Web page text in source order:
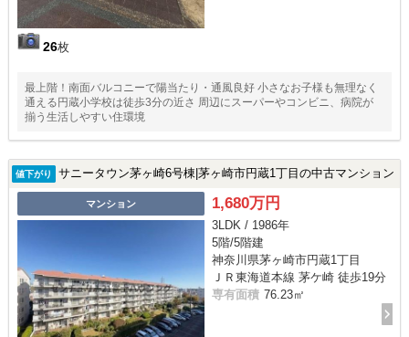
26枚
最上階！南面バルコニーで陽当たり・通風良好 小さなお子様も無理なく
通える円蔵小学校は徒歩3分の近さ 周辺にスーパーやコンビニ、病院が
揃う生活しやすい住環境
値下がり サニータウン茅ヶ崎6号棟|茅ヶ崎市円蔵1丁目の中古マンション
マンション 1,680万円
3LDK / 1986年
5階/5階建
神奈川県茅ヶ崎市円蔵1丁目
ＪＲ東海道本線 茅ケ崎 徒歩19分
専有面積 76.23㎡